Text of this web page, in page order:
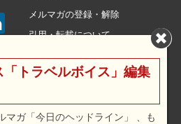
メルマガの登録・解除
引用・転載について
利用規約
広告メニュー・料金
トラベルボイス」編集
マガ「今日のヘッドライン」 、も